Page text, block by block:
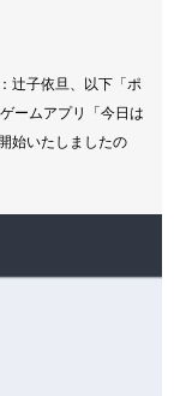
辻子依旦、以下「ポ
ームアプリ「今日は
始いたしましたの